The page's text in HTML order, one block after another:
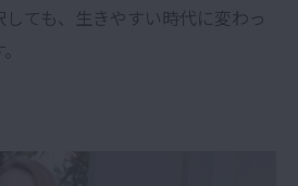
ても、生きやすい時代に変わっ